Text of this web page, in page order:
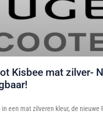
Kisbee mat zilver-
in een mat zilveren kleur, de nieuwe